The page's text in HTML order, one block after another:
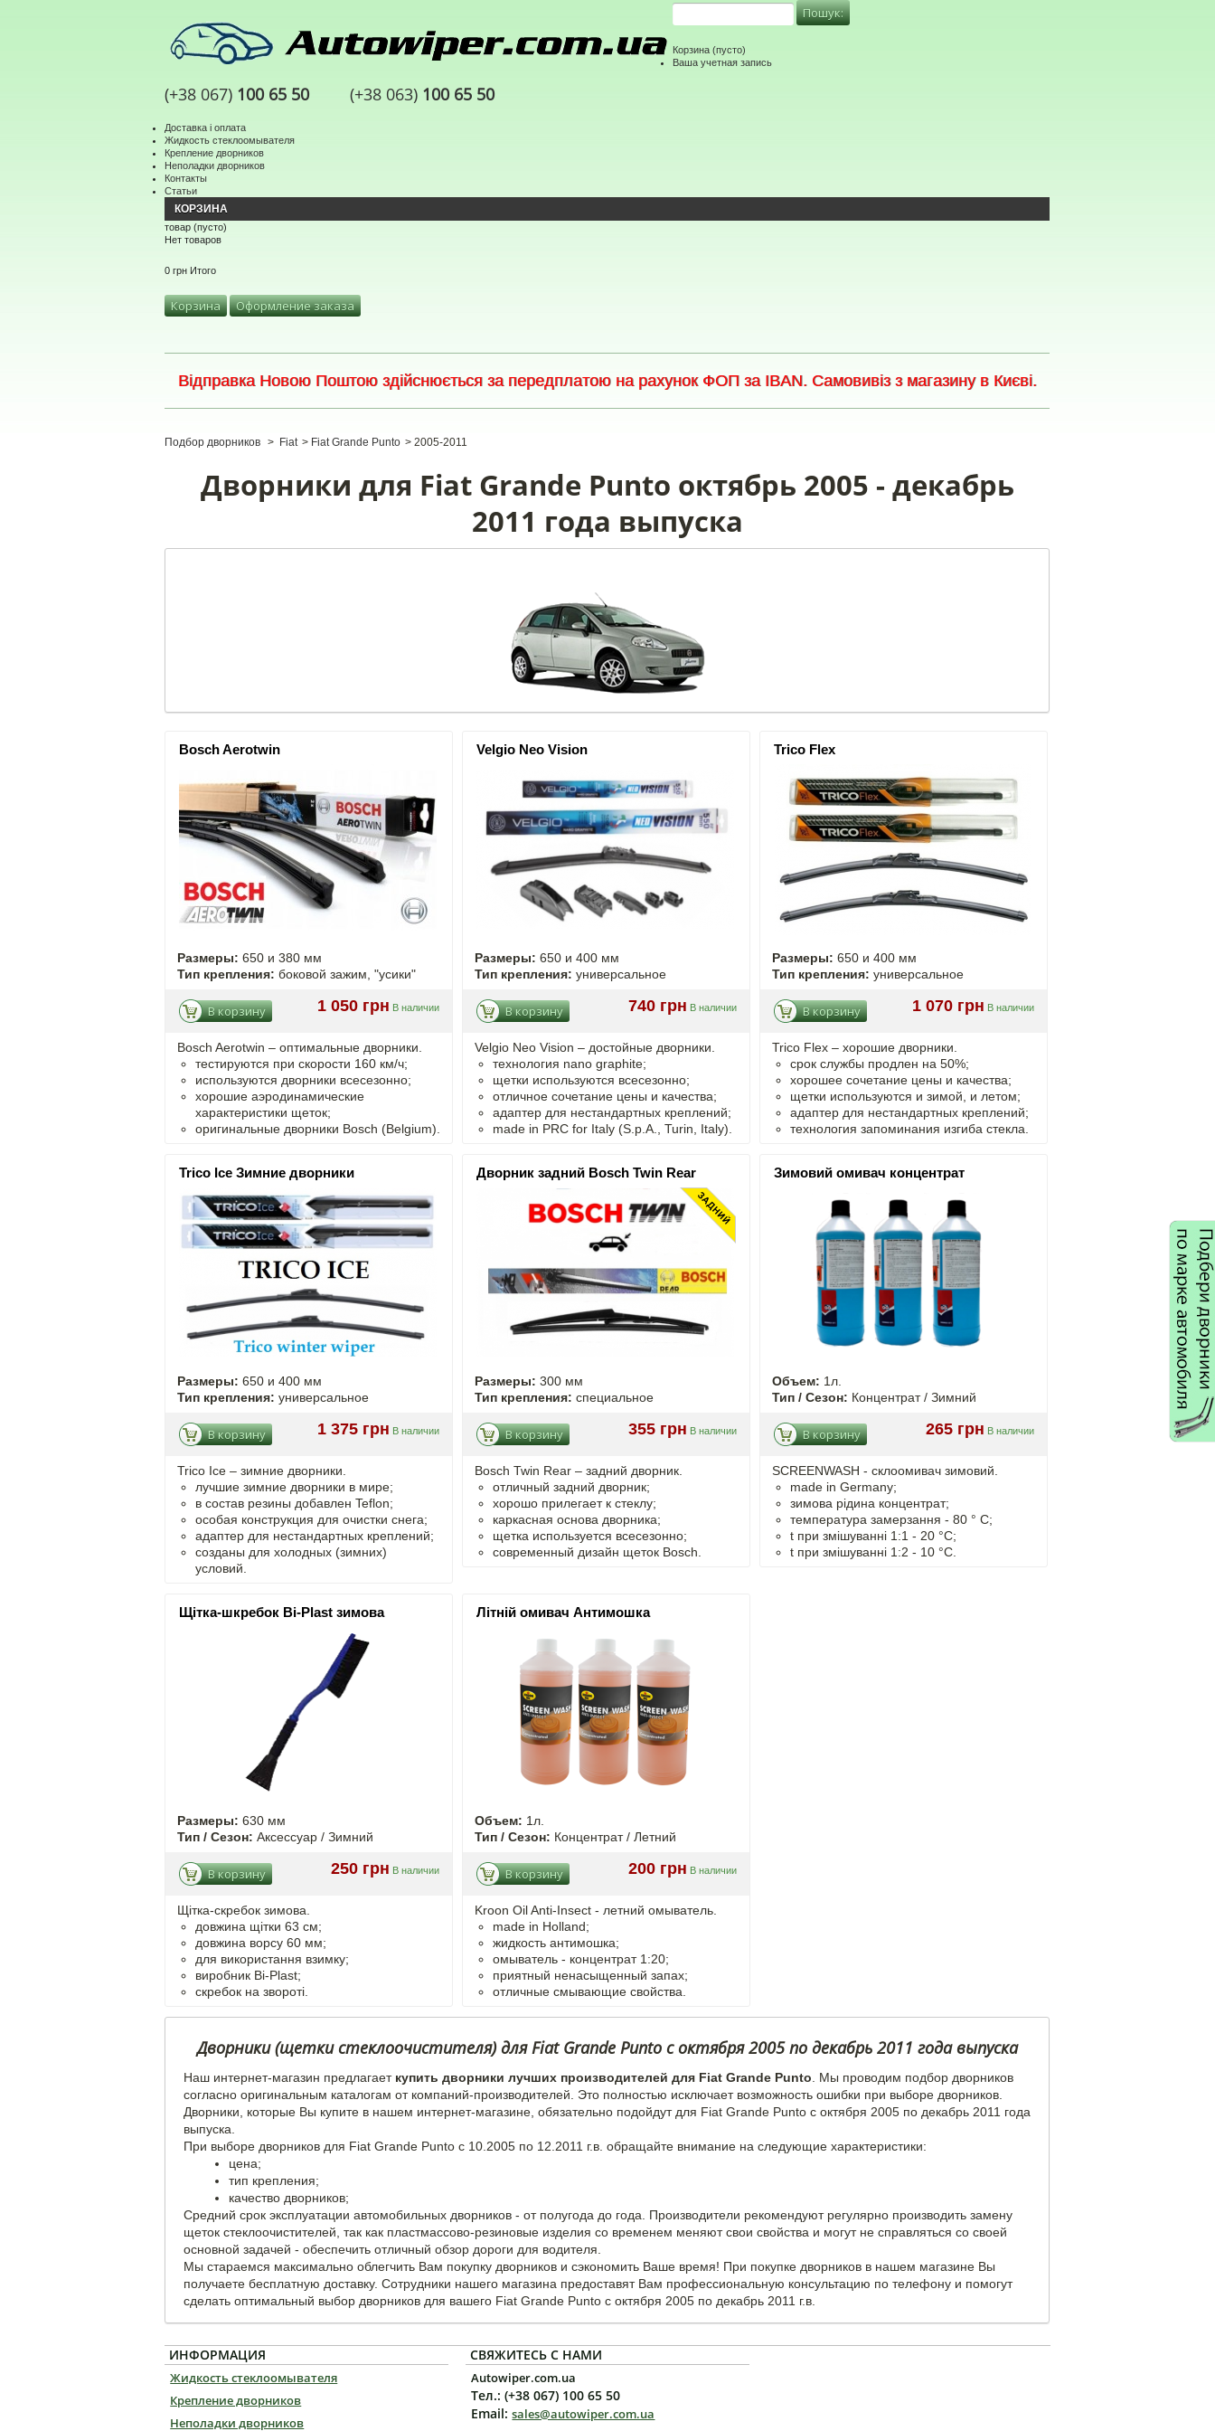
(+38 067) 100 65 50 (+38 063) 100 65 50
Корзина (пусто)
Ваша учетная запись
Доставка і оплата
Жидкость стеклоомывателя
Крепление дворников
Неполадки дворников
Контакты
Статьи
КОРЗИНА
товар (пусто)
Нет товаров
0 грн Итого
Корзина Оформление заказа
Відправка Новою Поштою здійснюється за передплатою на рахунок ФОП за IBAN. Самовивіз з магазину в Києві.
Подбор дворников > Fiat > Fiat Grande Punto > 2005-2011
Дворники для Fiat Grande Punto октябрь 2005 - декабрь
2011 года выпуска
Bosch Aerotwin
Размеры: 650 и 380 мм
Тип крепления: боковой зажим, "усики"
1 050 грн В наличии
В корзину
Bosch Aerotwin – оптимальные дворники.
тестируются при скорости 160 км/ч;
используются дворники всесезонно;
хорошие аэродинамические
характеристики щеток;
оригинальные дворники Bosch (Belgium).
Velgio Neo Vision
Размеры: 650 и 400 мм
Тип крепления: универсальное
740 грн В наличии
В корзину
Velgio Neo Vision – достойные дворники.
технология nano graphite;
щетки используются всесезонно;
отличное сочетание цены и качества;
адаптер для нестандартных креплений;
made in PRC for Italy (S.p.A., Turin, Italy).
Trico Flex
Размеры: 650 и 400 мм
Тип крепления: универсальное
1 070 грн В наличии
В корзину
Trico Flex – хорошие дворники.
срок службы продлен на 50%;
хорошее сочетание цены и качества;
щетки используются и зимой, и летом;
адаптер для нестандартных креплений;
технология запоминания изгиба стекла.
Trico Ice Зимние дворники
Размеры: 650 и 400 мм
Тип крепления: универсальное
1 375 грн В наличии
В корзину
Trico Ice – зимние дворники.
лучшие зимние дворники в мире;
в состав резины добавлен Teflon;
особая конструкция для очистки снега;
адаптер для нестандартных креплений;
созданы для холодных (зимних)
условий.
Дворник задний Bosch Twin Rear
Размеры: 300 мм
Тип крепления: специальное
355 грн В наличии
В корзину
Bosch Twin Rear – задний дворник.
отличный задний дворник;
хорошо прилегает к стеклу;
каркасная основа дворника;
щетка используется всесезонно;
современный дизайн щеток Bosch.
Зимовий омивач концентрат
Объем: 1л.
Тип / Сезон: Концентрат / Зимний
265 грн В наличии
В корзину
SCREENWASH - cклоомивач зимовий.
made in Germany;
зимова рідина концентрат;
температура замерзання - 80 ° C;
t при змішуванні 1:1 - 20 °C;
t при змішуванні 1:2 - 10 °C.
Щітка-шкребок Bi-Plast зимова
Размеры: 630 мм
Тип / Сезон: Аксессуар / Зимний
250 грн В наличии
В корзину
Щітка-скребок зимова.
довжина щітки 63 см;
довжина ворсу 60 мм;
для використання взимку;
виробник Bi-Plast;
скребок на звороті.
Літній омивач Антимошка
Объем: 1л.
Тип / Сезон: Концентрат / Летний
200 грн В наличии
В корзину
Kroon Oil Anti-Insect - летний омыватель.
made in Holland;
жидкость антимошка;
омыватель - концентрат 1:20;
приятный ненасыщенный запах;
отличные смывающие свойства.
Дворники (щетки стеклоочистителя) для Fiat Grande Punto c октября 2005 по декабрь 2011 года выпуска
Наш интернет-магазин предлагаеткупить дворники лучших производителей для Fiat Grande Punto . Мы проводим подбор дворников
согласно оригинальным каталогам от компаний-производителей. Это полностью исключает возможность ошибки при выборе дворников.
Дворники, которые Вы купите в нашем интернет-магазине, обязательно подойдут для Fiat Grande Punto с октября 2005 по декабрь 2011 года
выпуска.
При выборе дворников для Fiat Grande Punto с 10.2005 по 12.2011 г.в. обращайте внимание на следующие характеристики:
цена;
тип крепления;
качество дворников;
Средний срок эксплуатации автомобильных дворников - от полугода до года. Производители рекомендуют регулярно производить замену
щеток стеклоочистителей, так как пластмассово-резиновые изделия со временем меняют свои свойства и могут не справляться со своей
основной задачей - обеспечить отличный обзор дороги для водителя.
Мы стараемся максимально облегчить Вам покупку дворников и сэкономить Ваше время! При покупке дворников в нашем магазине Вы
получаете бесплатную доставку. Сотрудники нашего магазина предоставят Вам профессиональную консультацию по телефону и помогут
сделать оптимальный выбор дворников для вашего Fiat Grande Punto с октября 2005 по декабрь 2011 г.в.
ИНФОРМАЦИЯ
Жидкость стеклоомывателя
Крепление дворников
Неполадки дворников
СВЯЖИТЕСЬ С НАМИ
Autowiper.com.ua
Тел.: (+38 067) 100 65 50
Email:sales@autowiper.com.ua